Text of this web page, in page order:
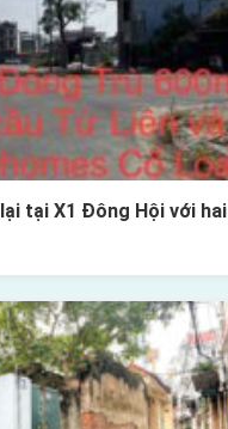
tại X1 Đông Hội với hai